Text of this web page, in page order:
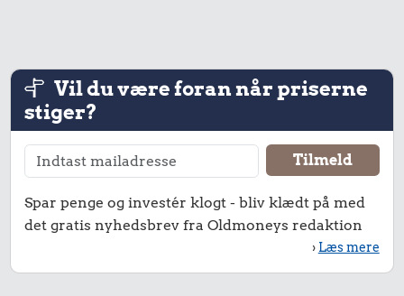
1,64 kr.
Syltede
rødbeder
0,76 kr.
Vil du være foran når priserne
stiger?
Spar penge og investér klogt - bliv klædt på med
det gratis nyhedsbrev fra Oldmoneys redaktion
› Læs mere